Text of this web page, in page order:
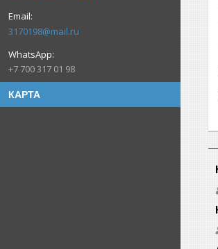
3170198@mail.ru
+7 700 317 01 98
КАРТА